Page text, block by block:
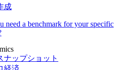
成
need a benchmark for your specific
ナップショット
経済